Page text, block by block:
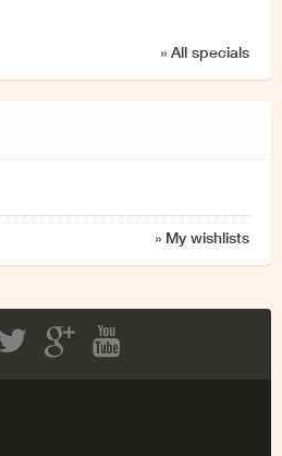
» All specials
» My wishlists